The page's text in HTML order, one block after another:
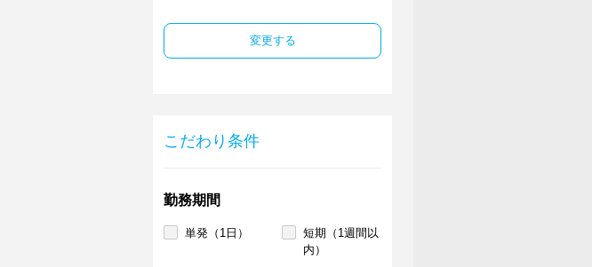
変更する
こだわり条件
勤務期間
単発（1日）
短期（1週間以
内）